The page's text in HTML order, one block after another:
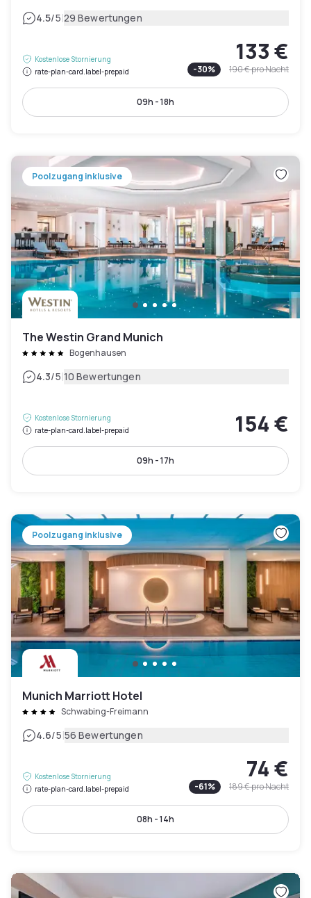
4.5/5|29 Bewertungen
Kostenlose Stornierung
rate-plan-card.label-prepaid
133 €
-30% 190 €pro Nacht
09h - 18h
Poolzugang inklusive
The Westin Grand Munich
Bogenhausen
4.3/5|10 Bewertungen
Kostenlose Stornierung
rate-plan-card.label-prepaid
154 €
09h - 17h
Poolzugang inklusive
Munich Marriott Hotel
Schwabing-Freimann
4.6/5|56 Bewertungen
Kostenlose Stornierung
rate-plan-card.label-prepaid
74 €
-61% 189 €pro Nacht
08h - 14h